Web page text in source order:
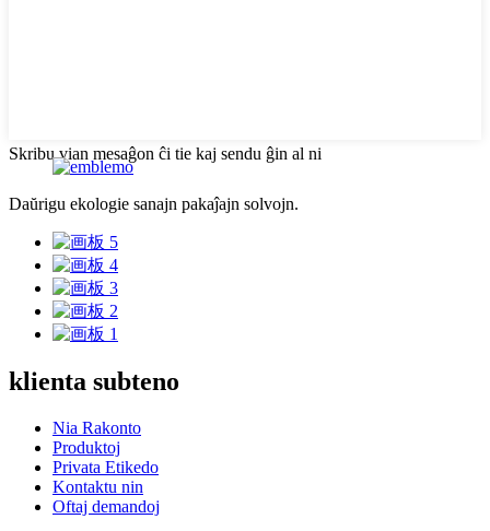
Skribu vian mesaĝon ĉi tie kaj sendu ĝin al ni
Daŭrigu ekologie sanajn pakaĵajn solvojn.
klienta subteno
Nia Rakonto
Produktoj
Privata Etikedo
Kontaktu nin
Oftaj demandoj